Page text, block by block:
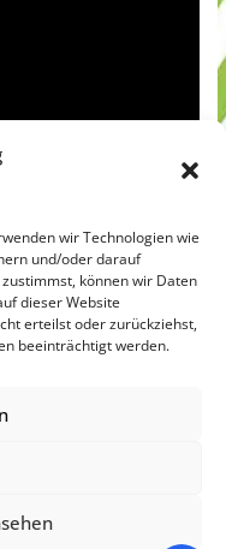
wir Technologien wie
und/oder darauf
können wir Daten
dieser Website
erteilst oder zurückziehst,
beeinträchtigt werden.